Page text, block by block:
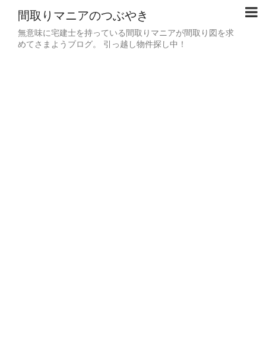
間取りマニアのつぶやき
無意味に宅建士を持っている間取りマニアが間取り図を求
めてさまようブログ。 引っ越し物件探し中！